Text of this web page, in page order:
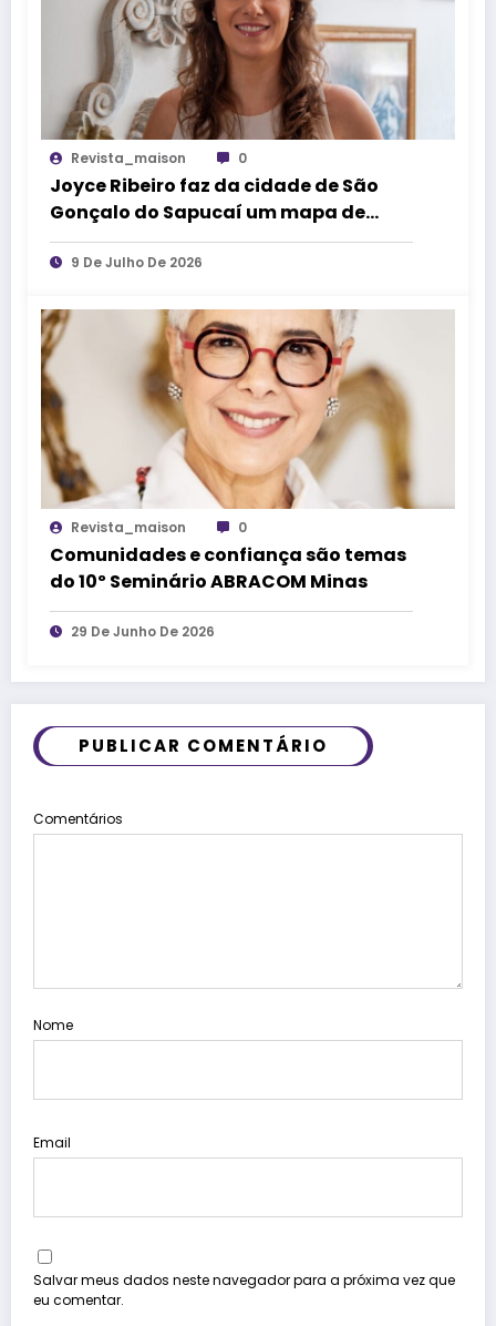
Revista_maison 0
Joyce Ribeiro faz da cidade de São
Gonçalo do Sapucaí um mapa de
causos, memórias e arte
9 De Julho De 2026
Revista_maison 0
Comunidades e confiança são temas
do 10º Seminário ABRACOM Minas
29 De Junho De 2026
PUBLICAR COMENTÁRIO
Comentários
Nome
Email
Salvar meus dados neste navegador para a próxima vez que
eu comentar.